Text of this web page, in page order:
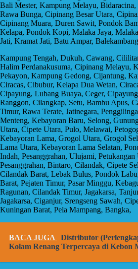
Bali Mester, Kampung Melayu, Bidaracina,
Rawa Bunga, Cipinang Besar Utara,
Cipinang Muara, Duren Sawit, Pondok
Kelapa, Pondok Kopi, Malaka Jaya,
Jati, Kramat Jati, Batu Ampar,
Kampung Tengah, Dukuh, Cawang,
Halim Perdanakusuma, Cipinang Melayu,
Pekayon, Kampung Gedong, Cijantung,
Ciracas, Cibubur, Kelapa Dua Wetan,
Cipayung, Lubang Buaya, Ceger,
Ranggon, Cilangkap, Setu, Bambu Apus,
Timur, Rawa Terate, Jatinegara,
Menteng, Kebayoran Baru, Selong,
Utara, Cipete Utara, Pulo, Melawai,
Kebayoran Lama, Grogol Utara, Grogol
Lama Utara, Kebayoran Lama Selatan,
Indah, Pesanggrahan, Ulujami, Petukangan
Pesanggrahan, Bintaro, Cilandak, Cipete
Cilandak Barat, Lebak Bulus, Pondok
Barat, Pejaten Timur, Pasar Minggu,
Ragunan, Cilandak Timur, Jagakarsa,
Jagakarsa, Ciganjur, Srengseng Sawah,
Kuningan Barat, Pela Mampang, Bangka,
BACA JUGA
Distributor
Kolam Renang Terpercaya di Kebon